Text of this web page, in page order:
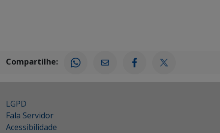
Compartilhe:
LGPD
Fala Servidor
Acessibilidade